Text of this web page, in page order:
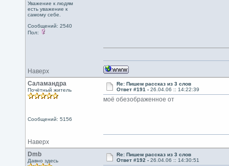
Уважение к людям
есть уважение к
самому себе.
Сообщений: 2540
Пол:
Наверх
Саламандра
Почётный житель
Сообщений: 5156
Re: Пишем рассказ из 3 слов
Ответ #191 - 26.04.06 :: 14:22:39
моё обезображенное от
Наверх
Dmb
Давно здесь
Re: Пишем рассказ из 3 слов
Ответ #192 - 26.04.06 :: 14:30:51